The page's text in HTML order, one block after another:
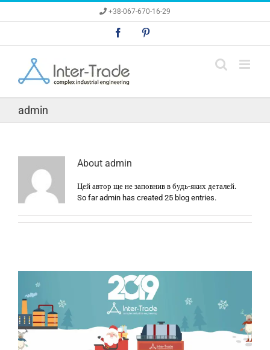
+38-067-670-16-29
Facebook
admin
About admin
Цей автор ще не заповнив в будь-яких деталей.
So far admin has created 25 blog entries.
З Новим 2019 роком та Різдвом
Христовим